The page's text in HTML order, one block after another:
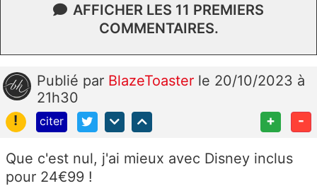
AFFICHER LES 11 PREMIERS
COMMENTAIRES.
Publié par BlazeToaster le 20/10/2023 à
21h30
!
citer + -
Que c'est nul, j'ai mieux avec Disney inclus
pour 24€99 !